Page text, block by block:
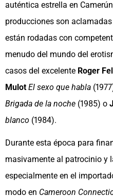
auténtica estrella en
producciones son
están rodadas con
menudo del mundo del
casos del excelente Roger
Mulot El sexo que habla
Brigada de la noche (1985) o
blanco (1984).
Durante esta época para
masivamente al patrocinio y
especialmente en el
modo en Cameroon